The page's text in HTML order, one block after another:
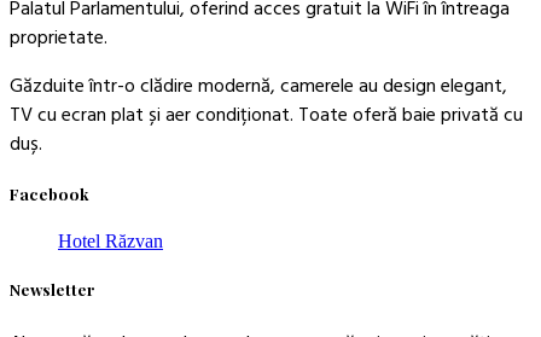
Palatul Parlamentului, oferind acces gratuit la WiFi în întreaga
proprietate.
Găzduite într-o clădire modernă, camerele au design elegant,
TV cu ecran plat și aer condiționat. Toate oferă baie privată cu
duș.
Facebook
Hotel Răzvan
Newsletter